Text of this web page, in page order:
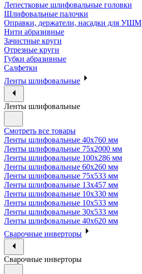
Лепестковые шлифовальные головки
Шлифовальные палочки
Оправки, держатели, насадки для УШМ
Нити абразивные
Зачистные круги
Отрезные круги
Губки абразивные
Салфетки
Ленты шлифовальные
Ленты шлифовальные
Смотреть все товары
Ленты шлифовальные 40х760 мм
Ленты шлифовальные 75х2000 мм
Ленты шлифовальные 100х286 мм
Ленты шлифовальные 60х260 мм
Ленты шлифовальные 75х533 мм
Ленты шлифовальные 13х457 мм
Ленты шлифовальные 10х330 мм
Ленты шлифовальные 10х533 мм
Ленты шлифовальные 30х533 мм
Ленты шлифовальные 40х620 мм
Сварочные инверторы
Сварочные инверторы